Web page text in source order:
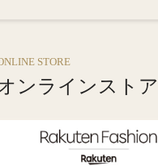
ンラインストア
STORE